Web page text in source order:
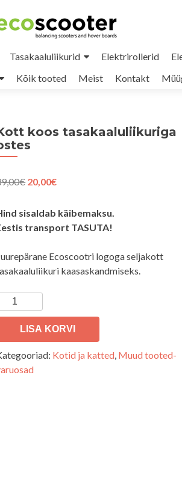
Tasakaaluliikurid Elektrirollerid
Kõik tooted Meist Kontakt
koos tasakaaluliikuriga
€Algne
39,00€.
20,00€Praegune
20,00€.
sisaldab käibemaksu.
transport TASUTA!
Ecoscootri logoga seljakott
kaasaskandmiseks.
Kott
tasakaaluliikuriga
LISA KORVI
Kotid ja katted, Muud tooted-